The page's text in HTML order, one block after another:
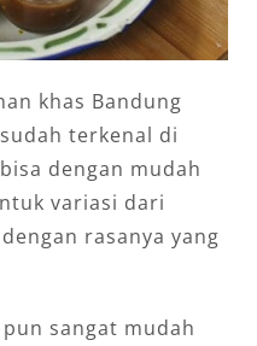
khas Bandung
terkenal di
dengan mudah
variasi dari
rasanya yang
sangat mudah